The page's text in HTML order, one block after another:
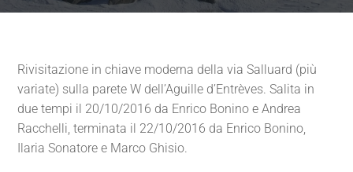
Rivisitazione in chiave moderna della via Salluard (più
variate) sulla parete W dell’Aguille d’Entrèves. Salita in
due tempi il 20/10/2016 da Enrico Bonino e Andrea
Racchelli, terminata il 22/10/2016 da Enrico Bonino,
Ilaria Sonatore e Marco Ghisio.